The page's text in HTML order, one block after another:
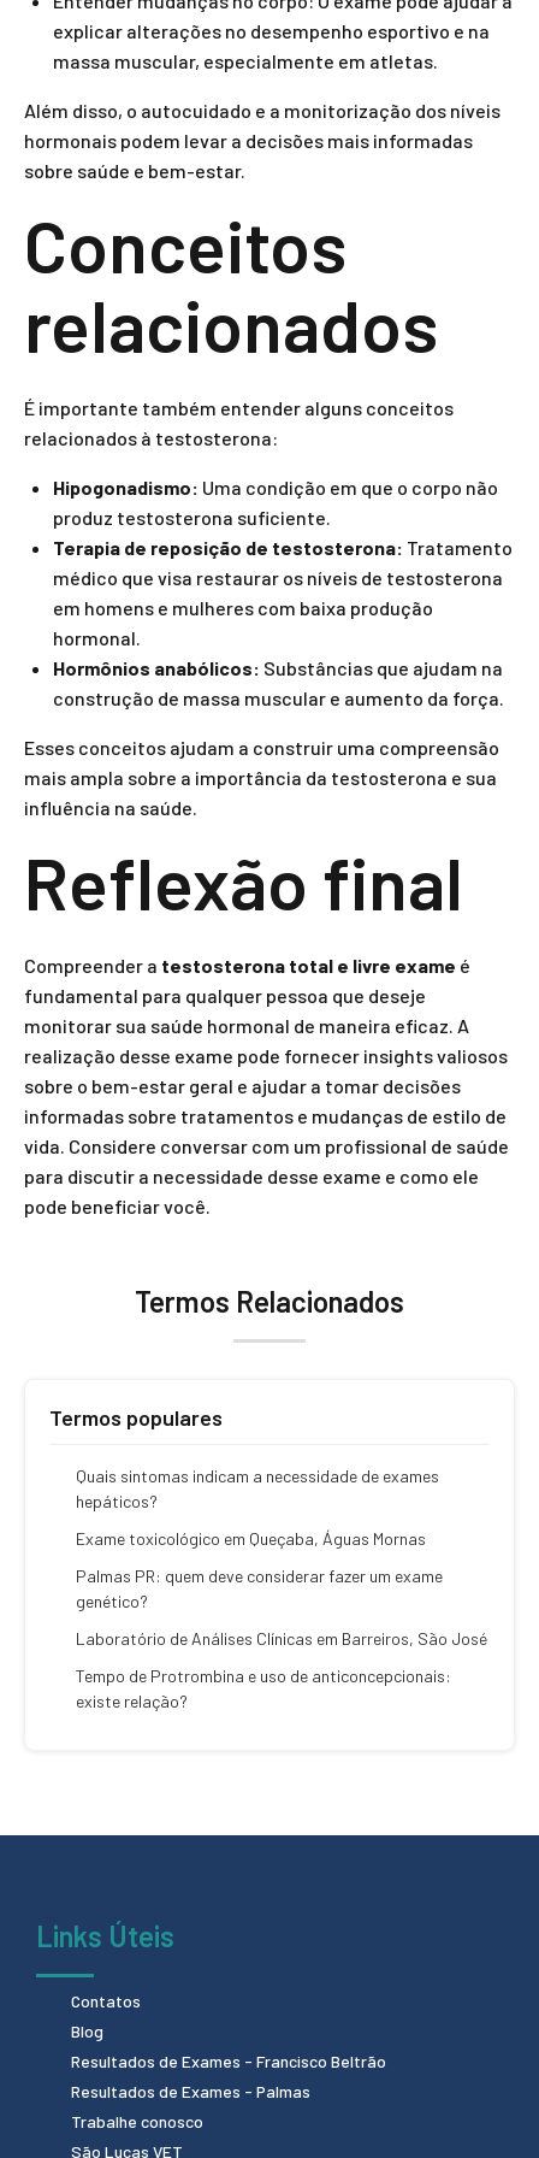
explicar alterações no desempenho esportivo e na
massa muscular, especialmente em atletas.
Além disso, o autocuidado e a monitorização dos níveis
hormonais podem levar a decisões mais informadas
sobre saúde e bem-estar.
Conceitos
relacionados
É importante também entender alguns conceitos
relacionados à testosterona:
Hipogonadismo: Uma condição em que o corpo não
produz testosterona suficiente.
Terapia de reposição de testosterona: Tratamento
médico que visa restaurar os níveis de testosterona
em homens e mulheres com baixa produção
hormonal.
Hormônios anabólicos: Substâncias que ajudam na
construção de massa muscular e aumento da força.
Esses conceitos ajudam a construir uma compreensão
mais ampla sobre a importância da testosterona e sua
influência na saúde.
Reflexão final
Compreender a testosterona total e livre exame é
fundamental para qualquer pessoa que deseje
monitorar sua saúde hormonal de maneira eficaz. A
realização desse exame pode fornecer insights valiosos
sobre o bem-estar geral e ajudar a tomar decisões
informadas sobre tratamentos e mudanças de estilo de
vida. Considere conversar com um profissional de saúde
para discutir a necessidade desse exame e como ele
pode beneficiar você.
Termos Relacionados
Termos populares
Quais sintomas indicam a necessidade de exames
hepáticos?
Exame toxicológico em Queçaba, Águas Mornas
Palmas PR: quem deve considerar fazer um exame
genético?
Laboratório de Análises Clínicas em Barreiros, São José
Tempo de Protrombina e uso de anticoncepcionais:
existe relação?
Links Úteis
Contatos
Blog
Resultados de Exames - Francisco Beltrão
Resultados de Exames - Palmas
Trabalhe conosco
São Lucas VET